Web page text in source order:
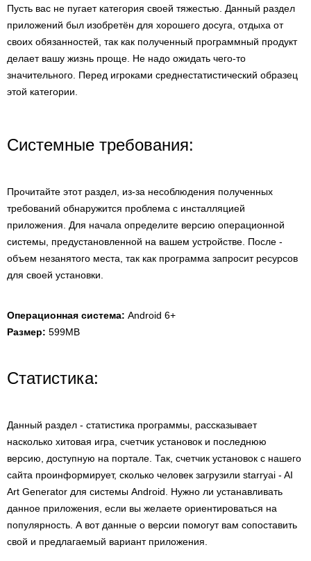
Пусть вас не пугает категория своей тяжестью. Данный раздел
приложений был изобретён для хорошего досуга, отдыха от
своих обязанностей, так как полученный программный продукт
делает вашу жизнь проще. Не надо ожидать чего-то
значительного. Перед игроками среднестатистический образец
этой категории.
Системные требования:
Прочитайте этот раздел, из-за несоблюдения полученных
требований обнаружится проблема с инсталляцией
приложения. Для начала определите версию операционной
системы, предустановленной на вашем устройстве. После -
объем незанятого места, так как программа запросит ресурсов
для своей установки.
Операционная система: Android 6+
Размер: 599MB
Статистика:
Данный раздел - статистика программы, рассказывает
насколько хитовая игра, счетчик установок и последнюю
версию, доступную на портале. Так, счетчик установок с нашего
сайта проинформирует, сколько человек загрузили starryai - AI
Art Generator для системы Android. Нужно ли устанавливать
данное приложения, если вы желаете ориентироваться на
популярность. А вот данные о версии помогут вам сопоставить
свой и предлагаемый вариант приложения.